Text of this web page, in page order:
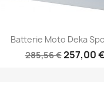
Batterie Moto Deka
285,56 €257,00 €